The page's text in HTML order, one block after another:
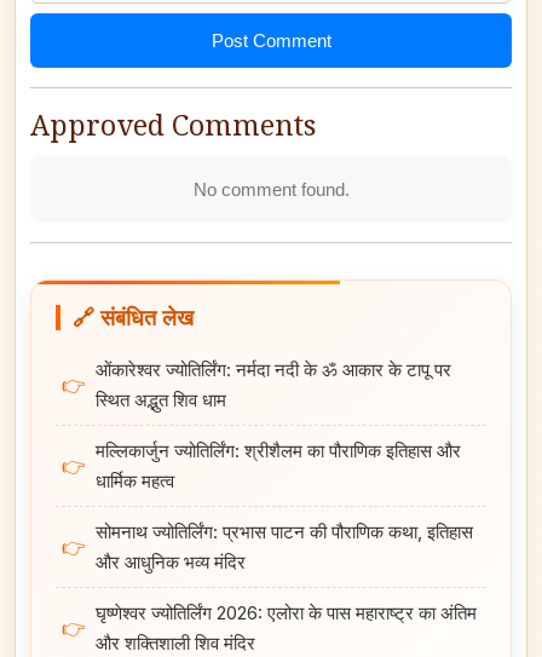
Post Comment
Approved Comments
No comment found.
🔗 संबंधित लेख
👉
ओंकारेश्वर ज्योतिर्लिंग: नर्मदा नदी के ॐ आकार के टापू पर
स्थित अद्भुत शिव धाम
👉
मल्लिकार्जुन ज्योतिर्लिंग: श्रीशैलम का पौराणिक इतिहास और
धार्मिक महत्व
👉
सोमनाथ ज्योतिर्लिंग: प्रभास पाटन की पौराणिक कथा, इतिहास
और आधुनिक भव्य मंदिर
👉
घृष्णेश्वर ज्योतिर्लिंग 2026: एलोरा के पास महाराष्ट्र का अंतिम
और शक्तिशाली शिव मंदिर